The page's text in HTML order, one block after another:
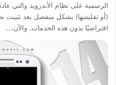
الرسمية على نظام الأندرويد والتي
(أو تفليشها) بشكل منفصل بعد تثبيت
افتراضيًا بدون هذه الخدمات. والآن،…